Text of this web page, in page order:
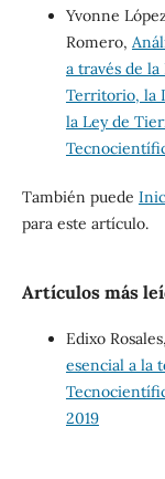
Yvonne
Romero,
a través de
Territorio, la
la Ley de
También puede
para este artículo.
Artículos más
Edixo Rosales,
esencial a la
2019